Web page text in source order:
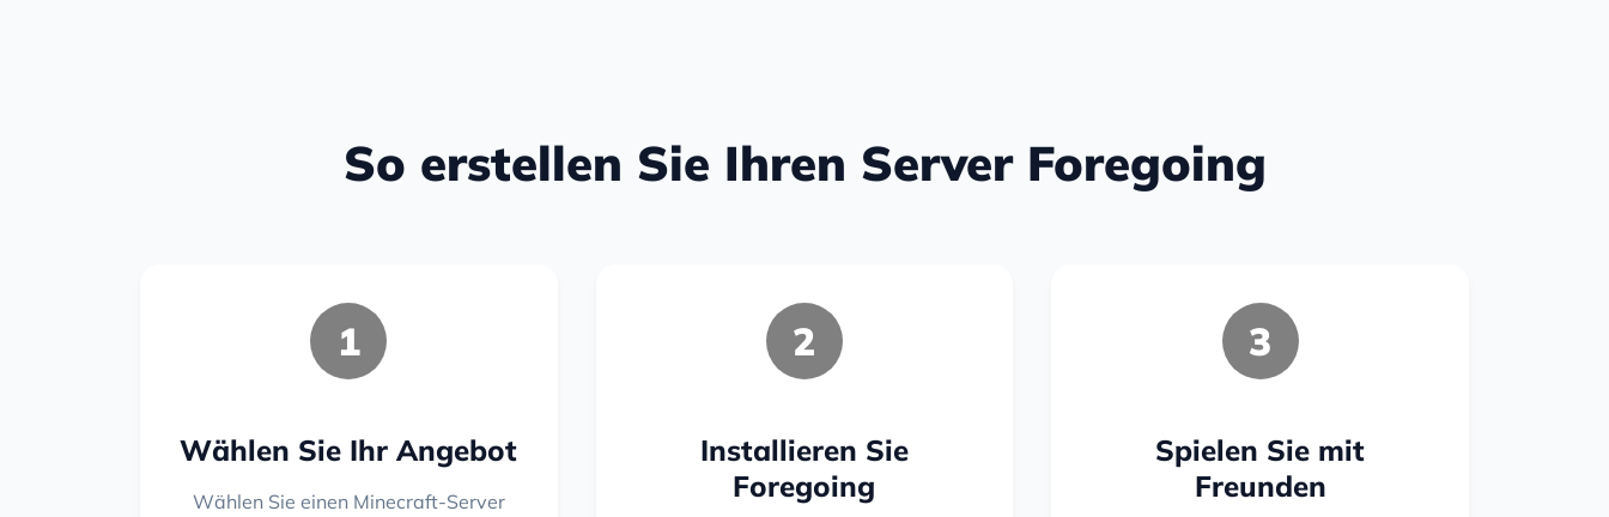
So erstellen Sie Ihren Server Foregoing
1
Wählen Sie Ihr Angebot
Wählen Sie einen Minecraft-Server
2
Installieren Sie
Foregoing
3
Spielen Sie mit
Freunden